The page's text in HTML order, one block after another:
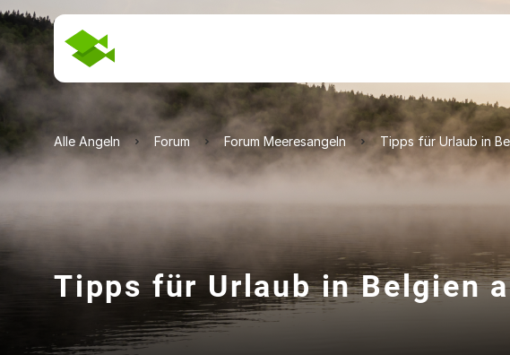
Alle Angeln Forum Forum Meeresangeln Tipps für Urlaub in
Tipps für Urlaub in Belgien